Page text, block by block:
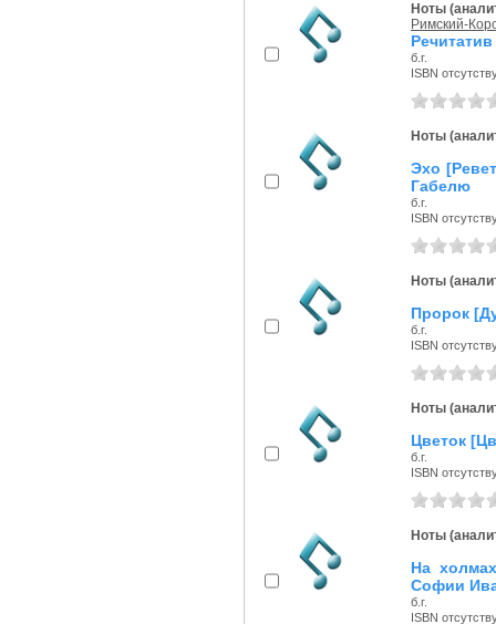
Ноты
Римский-
б.г.
ISBN
Ноты
Эхо
Габелю
б.г.
ISBN
Ноты
Пророк
б.г.
ISBN
Ноты
Цветок
б.г.
ISBN
Ноты
На
Софии
б.г.
ISBN